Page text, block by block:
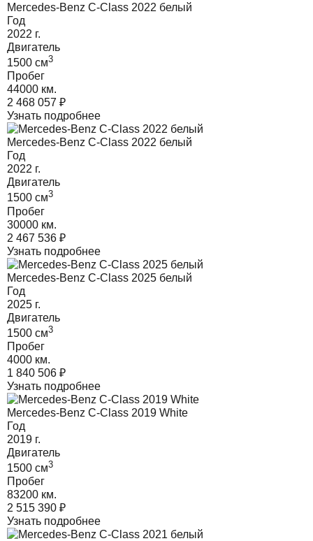
Mercedes-Benz C-Class 2022 белый
Год
2022 г.
Двигатель
1500 cм3
Пробег
44000 км.
2 468 057 ₽
Узнать подробнее
Mercedes-Benz C-Class 2022 белый
Год
2022 г.
Двигатель
1500 cм3
Пробег
30000 км.
2 467 536 ₽
Узнать подробнее
Mercedes-Benz C-Class 2025 белый
Год
2025 г.
Двигатель
1500 cм3
Пробег
4000 км.
1 840 506 ₽
Узнать подробнее
Mercedes-Benz C-Class 2019 White
Год
2019 г.
Двигатель
1500 cм3
Пробег
83200 км.
2 515 390 ₽
Узнать подробнее